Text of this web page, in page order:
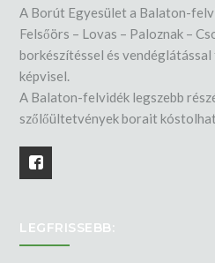
A Borút Egyesület a Balaton-
Felsőörs – Lovas – Paloznak –
borkészítéssel és
képvisel.
A Balaton-felvidék legszebb
szőlőültetvények borait
LEGFRISSEBB: